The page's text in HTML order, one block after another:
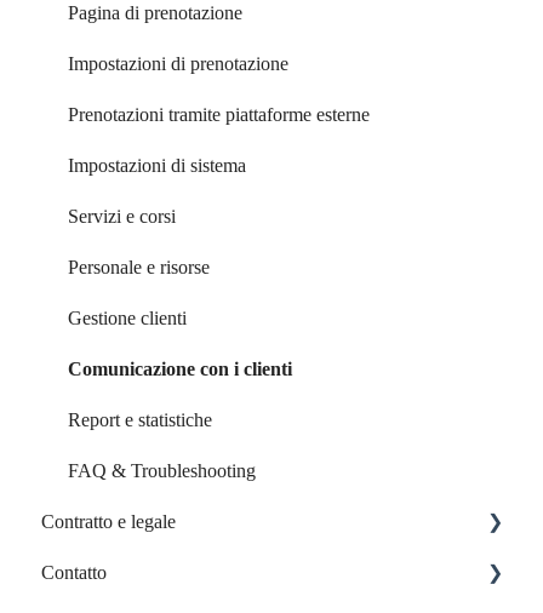
Pagina di prenotazione
Impostazioni di prenotazione
Prenotazioni tramite piattaforme esterne
Impostazioni di sistema
Servizi e corsi
Personale e risorse
Gestione clienti
Comunicazione con i clienti
Report e statistiche
FAQ & Troubleshooting
Contratto e legale
Contratto e fatture
Contatto